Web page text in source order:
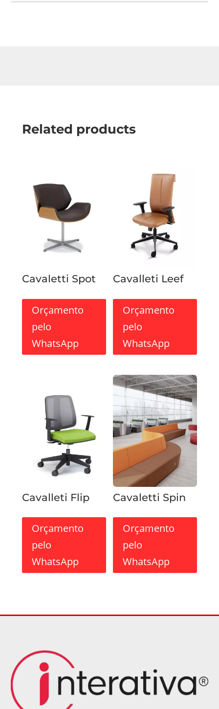
Related products
Cavaletti Spot
Orçamento
pelo
WhatsApp
Cavalleti Leef
Orçamento
pelo
WhatsApp
Cavalleti Flip
Orçamento
pelo
WhatsApp
Cavaletti Spin
Orçamento
pelo
WhatsApp